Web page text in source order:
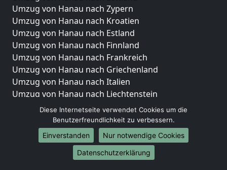
Umzug von Hanau nach Zypern
Umzug von Hanau nach Kroatien
Umzug von Hanau nach Estland
Umzug von Hanau nach Finnland
Umzug von Hanau nach Frankreich
Umzug von Hanau nach Griechenland
Umzug von Hanau nach Italien
Umzug von Hanau nach Liechtenstein
Umzug von Hanau nach Luxemburg
Umzug von Hanau nach Niederlande
Umzug von Hanau nach Norwegen
Umzüge-Deutschlandweit
Diese Internetseite verwendet Cookies um die
Benutzerfreundlichkeit zu verbessern.
Einverstanden
Nur notwendige Cookies
Datenschutzerklärung